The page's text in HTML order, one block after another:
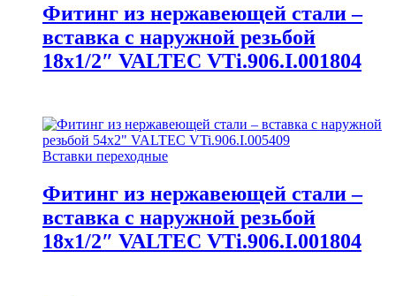
Фитинг из нержавеющей стали –
вставка с наружной резьбой
18х1/2″ VALTEC VTi.906.I.001804
Вставки переходные
Фитинг из нержавеющей стали –
вставка с наружной резьбой
18х1/2″ VALTEC VTi.906.I.001804